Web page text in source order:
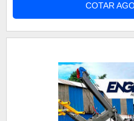
controle de subida e
movimentação garante
médios. ....
COTAR